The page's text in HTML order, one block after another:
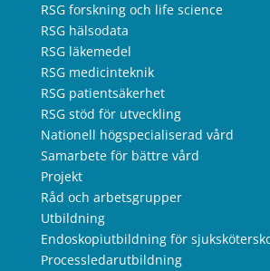
RSG forskning och life science
RSG hälsodata
RSG läkemedel
RSG medicinteknik
RSG patientsäkerhet
RSG stöd för utveckling
Nationell högspecialiserad vård
Samarbete för bättre vård
Projekt
Råd och arbetsgrupper
Utbildning
Endoskopiutbildning för
Processledarutbildning